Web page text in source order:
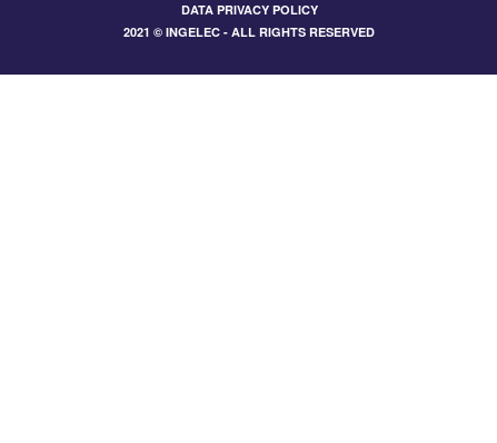
DATA PRIVACY POLICY
2021 © INGELEC - ALL RIGHTS RESERVED